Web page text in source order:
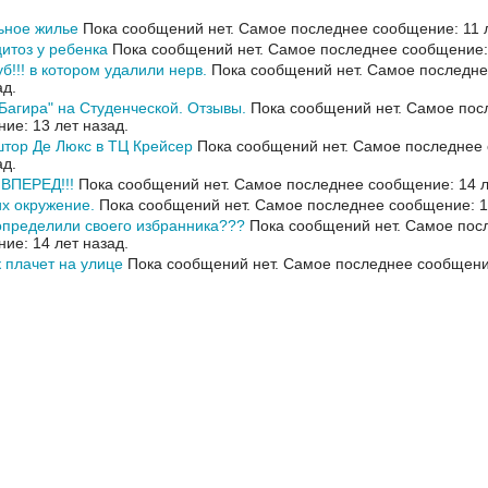
жилье Пока сообщений нет. Самое последнее сообщение: 11
у ребенка Пока сообщений нет. Самое последнее сообщение:
в котором удалили нерв. Пока сообщений нет. Самое
на Студенческой. Отзывы. Пока сообщений нет. Самое
13 лет назад.
Де Люкс в ТЦ Крейсер Пока сообщений нет. Самое последнее
ВПЕРЕД!!! Пока сообщений нет. Самое последнее сообщение: 14
окружение. Пока сообщений нет. Самое последнее сообщение:
своего избранника??? Пока сообщений нет. Самое
14 лет назад.
плачет на улице Пока сообщений нет. Самое последнее